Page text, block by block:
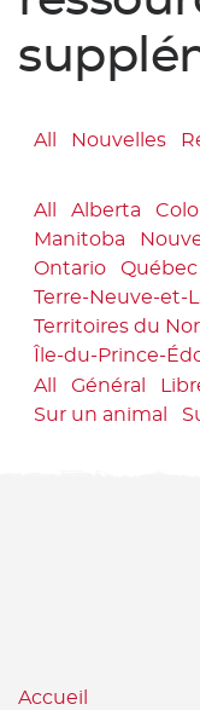
All Nouvelles
All Alberta
Manitoba
Ontario
Québec
Terre-Neuve-et-
Territoires du
Île-du-Prince-
All
Général
Sur un animal
Accueil